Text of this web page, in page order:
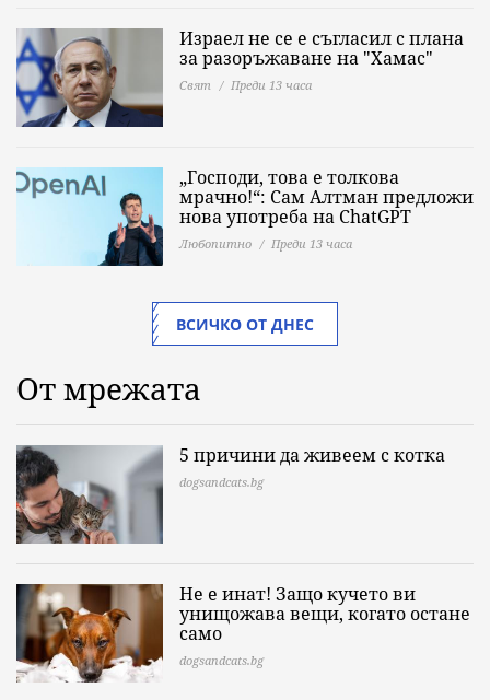
Израел не се е съгласил с плана
за разоръжаване на "Хамас"
Свят Преди 13 часа
„Господи, това е толкова
мрачно!“: Сам Алтман предложи
нова употреба на ChatGPT
Любопитно Преди 13 часа
ВСИЧКО ОТ ДНЕС
От мрежата
5 причини да живеем с котка
dogsandcats.bg
Не е инат! Защо кучето ви
унищожава вещи, когато остане
само
dogsandcats.bg